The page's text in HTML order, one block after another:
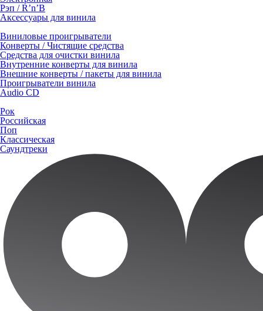
Рэп / R’n’B
Аксессуары для винила
Виниловые проигрыватели
Конверты / Чистящие средства
Средства для очистки винила
Внутренние конверты для винила
Внешние конверты / пакеты для винила
Проигрыватели винила
Audio CD
Рок
Российская
Поп
Классическая
Саундтреки